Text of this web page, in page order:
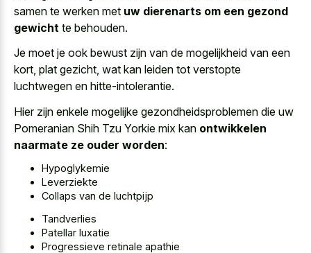
samen te werken met uw dierenarts om een gezond
gewicht te behouden.
Je moet je ook bewust zijn van de mogelijkheid van een
kort, plat gezicht, wat kan leiden tot verstopte
luchtwegen en hitte-intolerantie.
Hier zijn enkele mogelijke gezondheidsproblemen die uw
Pomeranian Shih Tzu Yorkie mix kan ontwikkelen
naarmate ze ouder worden:
Hypoglykemie
Leverziekte
Collaps van de luchtpijp
Tandverlies
Patellar luxatie
Progressieve retinale apathie